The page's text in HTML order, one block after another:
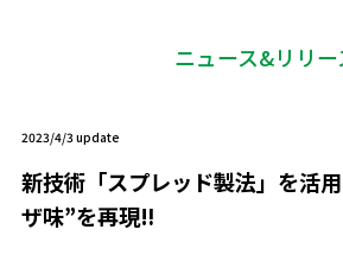
ニュース&リリー
2023/4/3 update
新技術「スプレッド製法」を活
ザ味”を再現‼